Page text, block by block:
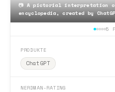
📷 A pictorial interpretation
encyclopedia, created by
5
PRODUKTE
ChatGPT
NERDMAN-RATING